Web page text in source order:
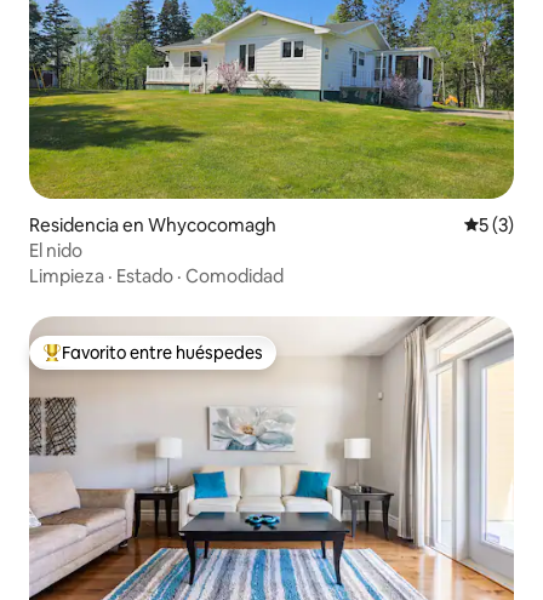
Residencia en Whycocomagh
5 (3)
El nido
Limpieza · Estado · Comodidad
De los mejores en Favorito entre huéspedes
Favorito entre huéspedes